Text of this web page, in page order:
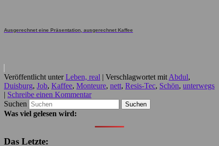
Ausgerechnet eine Präsentation, ausgerechnet Kaffee
Veröffentlicht unter Leben, real | Verschlagwortet mit Abdul,
Duisburg, Job, Kaffee, Monteure, nett, Resis-Tec, Schön, unterwegs
| Schreibe einen Kommentar
Suchen
Was viel gelesen wird:
Das Letzte: